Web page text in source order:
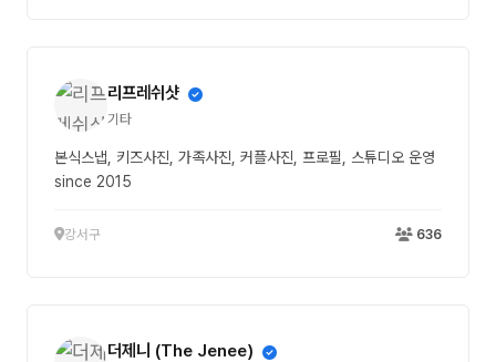
리프레쉬샷
기타
본식스냅, 키즈사진, 가족사진, 커플사진, 프로필, 스튜디오 운영
since 2015
강서구 636
더제니 (The Jenee)